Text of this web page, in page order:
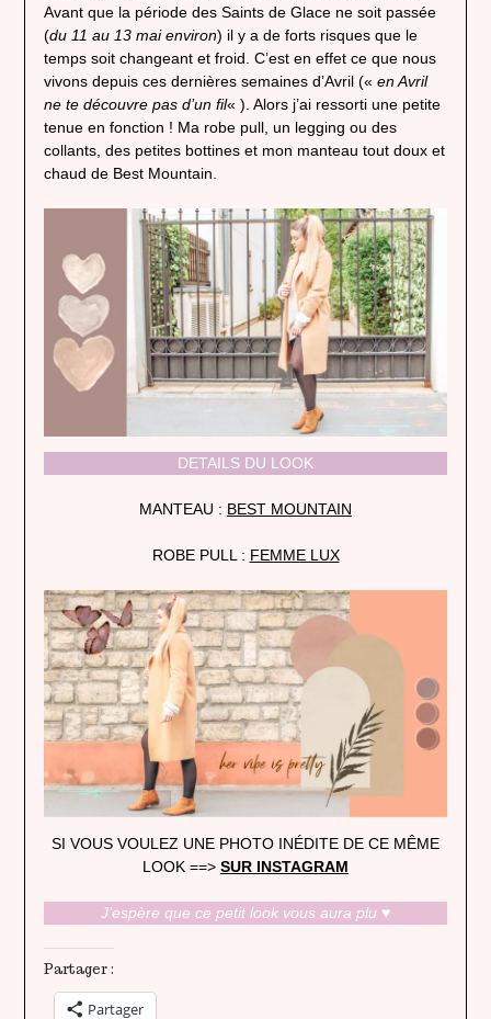
Avant que la période des Saints de Glace ne soit passée
(du 11 au 13 mai environ) il y a de forts risques que le
temps soit changeant et froid. C’est en effet ce que nous
vivons depuis ces dernières semaines d’Avril (« en Avril
ne te découvre pas d’un fil« ). Alors j’ai ressorti une petite
tenue en fonction ! Ma robe pull, un legging ou des
collants, des petites bottines et mon manteau tout doux et
chaud de Best Mountain.
DETAILS DU LOOK
MANTEAU : BEST MOUNTAIN
ROBE PULL : FEMME LUX
SI VOUS VOULEZ UNE PHOTO INÉDITE DE CE MÊME
LOOK ==> SUR INSTAGRAM
J’espère que ce petit look vous aura plu ♥
Partager :
Partager